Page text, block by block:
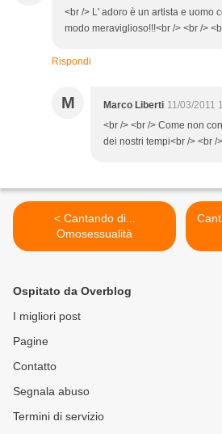
<br /> L' adoro è un artista e uomo
modo meraviglioso!!!<br /> <br />
Rispondi
M Marco Liberti 11/03/2011
<br /> <br /> Come non
dei nostri tempi<br /> <br /
< Cantando di...
Omosessualità
Ospitato da Overblog
I migliori post
Pagine
Contatto
Segnala abuso
Termini di servizio